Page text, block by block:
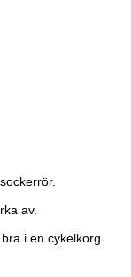
av.
i en cykelkorg.